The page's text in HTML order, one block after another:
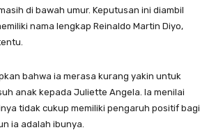
di bawah umur. Keputusan ini diambil
nama lengkap Reinaldo Martin Diyo,
bahwa ia merasa kurang yakin untuk
anak kepada Juliette Angela. Ia menilai
tidak cukup memiliki pengaruh positif bagi
ia adalah ibunya.